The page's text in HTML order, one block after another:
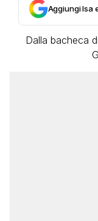
Aggiungi Isa
Dalla bacheca di